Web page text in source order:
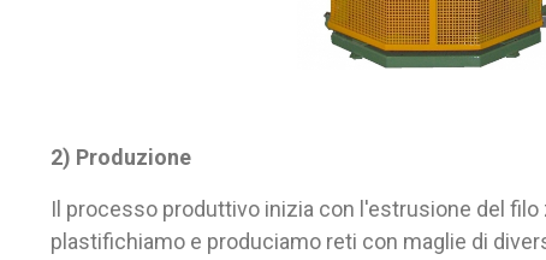
2) Produzione
Il processo produttivo inizia con l'estrusione del
plastifichiamo e produciamo reti con maglie di